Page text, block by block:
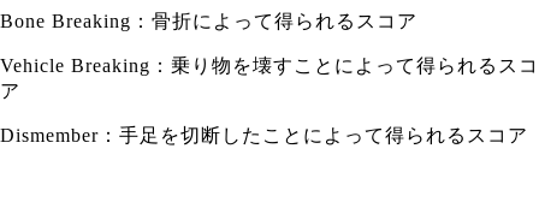
Bone Breaking：骨折によって得られるスコア
Vehicle Breaking：乗り物を壊すことによって得られるスコ
ア
Dismember：手足を切断したことによって得られるスコア